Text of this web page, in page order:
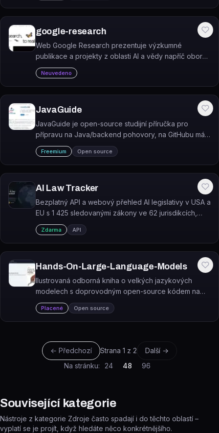
google-research
Web Google Research prezentuje výzkumné
publikace a projekty z oblasti AI a vědy napříč obory
jako zdraví, udržitelnost či zpracování jazyka.
Neuvedeno
JavaGuide
JavaGuide je open-source studijní příručka pro
přípravu na Java/backend pohovory, na GitHubu má
přes 156 tisíc hvězdiček.
Freemium Open source
AI Law Tracker
Bezplatný API a webový přehled AI legislativy v USA a
EU s 1 425 sledovanými zákony ve 62 jurisdikcích,
aktuálním stavem, termíny a sankcemi.
Zdarma API
Hands-On-Large-Language-Models
Ilustrovaná odborná kniha o velkých jazykových
modelech s doprovodným open-source kódem na
GitHubu pro Python vývojáře.
Placené Open source
← Předchozí Strana 1 z 2
Další →
Na stránku:
24 48 96
Související kategorie
Nástroje z kategorie Zdroje často spadají i do těchto oblastí –
vyplatí se je projít, když hledáte něco konkrétnějšího.